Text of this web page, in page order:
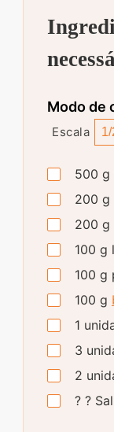
Modo de
Escala
500 g
200 g
200 g
100 g
100 g
100 g
1
3
2
? ?